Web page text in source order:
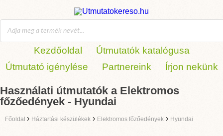
Kezdőoldal
Útmutatók katalógusa
Útmutató igénylése
Partnereink Írjon nekünk
Használati útmutatók a Elektromos
főzőedények - Hyundai
Főoldal › Háztartási készülékek › Elektromos főzőedények › Hyundai